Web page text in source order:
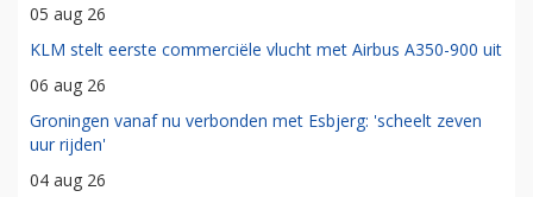
05 aug 26
KLM stelt eerste commerciële vlucht met Airbus A350-900 uit
06 aug 26
Groningen vanaf nu verbonden met Esbjerg: 'scheelt zeven
uur rijden'
04 aug 26